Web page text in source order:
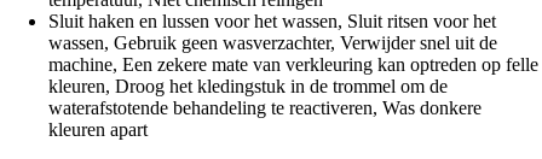
Sluit haken en lussen voor het wassen, Sluit ritsen voor het
wassen, Gebruik geen wasverzachter, Verwijder snel uit de
machine, Een zekere mate van verkleuring kan optreden op felle
kleuren, Droog het kledingstuk in de trommel om de
waterafstotende behandeling te reactiveren, Was donkere
kleuren apart